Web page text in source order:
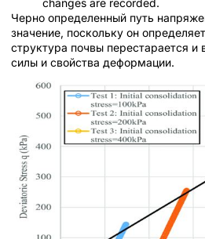
changes are recorded.
Черно определенный путь
значение, поскольку он
структура почвы перестарается и
силы и свойства деформации.